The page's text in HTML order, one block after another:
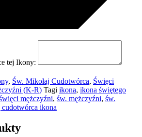
tej Ikony:
, Św. Mikołaj Cudotwórca, Święci
(K-R) Tagi ikona, ikona świętego
mężczyźni, św. mężczyźni, św.
cudotwórca ikona